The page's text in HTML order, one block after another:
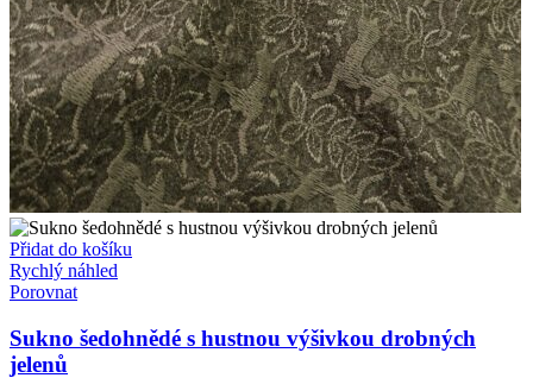
Přidat do košíku
Rychlý náhled
Porovnat
Sukno šedohnědé s hustnou výšivkou drobných
jelenů